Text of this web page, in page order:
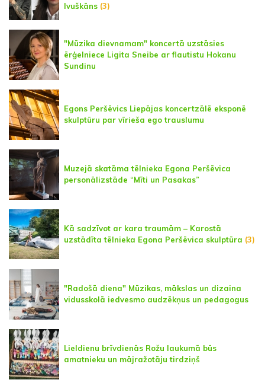
Ivuškāns (3)
"Mūzika dievnamam" koncertā uzstāsies
ērģelniece Ligita Sneibe ar flautistu Hokanu
Sundinu
Egons Peršēvics Liepājas koncertzālē eksponē
skulptūru par vīrieša ego trauslumu
Muzejā skatāma tēlnieka Egona Peršēvica
personālizstāde “Mīti un Pasakas”
Kā sadzīvot ar kara traumām – Karostā
uzstādīta tēlnieka Egona Peršēvica skulptūra (3)
"Radošā diena" Mūzikas, mākslas un dizaina
vidusskolā iedvesmo audzēkņus un pedagogus
Lieldienu brīvdienās Rožu laukumā būs
amatnieku un mājražotāju tirdziņš